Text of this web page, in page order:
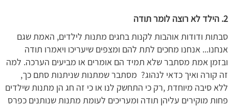
2. הילד לא רוצה לומר תודה
סבתות ודודות אוהבות לקנות בחגים מתנות לילדים, האמת שגם
אנחנו... אנחנו מחכים לתת להם ומצפים שיעריכו ויאמרו תודה
ובזמן אמת מסתבר שלא תמיד הם אומרים או מביעים הערכה. למה
זה קורה ואיך כדאי לנהוג? מסתבר שמתנות שניתנות סתם כך,
ללא סיבה מיוחדת ,רק כי התחשק לנו או כי זה חג הן מתנות שילדים
פחות מוקירים עליהן תודה ומעריכים לעומת מתנות שנותנים כפרס